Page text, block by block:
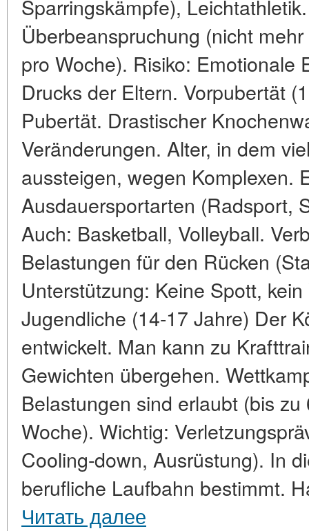
Sparringskämpfe),
Überbeanspruchung (nicht
pro Woche). Risiko: Emotionale
Drucks der Eltern. Vorpubertät
Pubertät. Drastischer
Veränderungen. Alter, in dem
aussteigen, wegen Komplexen.
Ausdauersportarten (Radsport,
Auch: Basketball, Volleyball.
Belastungen für den Rücken
Unterstützung: Keine Spott,
Jugendliche (14-17 Jahre) Der
entwickelt. Man kann zu
Gewichten übergehen.
Belastungen sind erlaubt (bis
Woche). Wichtig:
Cooling-down, Ausrüstung). In
berufliche Laufbahn bestimmt.
Читать далее